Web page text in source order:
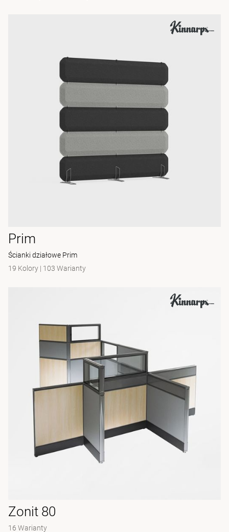
Prim
Ścianki działowe Prim
19 Kolory | 103 Warianty
Zonit 80
16 Warianty